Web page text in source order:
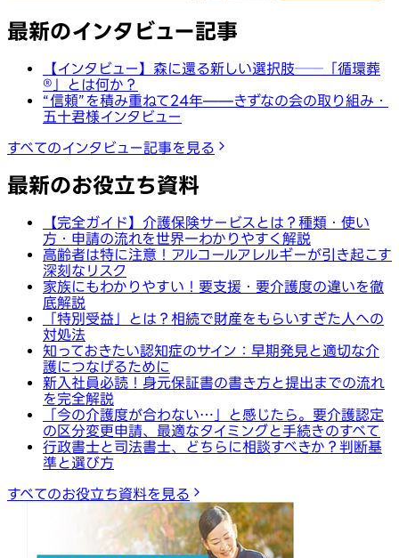
最新のインタビュー記事
【インタビュー】森に還る新しい選択肢──「循環葬
®︎」とは何か？
“信頼”を積み重ねて24年——きずなの会の取り組み・
五十君様インタビュー
すべてのインタビュー記事を見る
最新のお役立ち資料
【完全ガイド】介護保険サービスとは？種類・使い
方・申請の流れを世界一わかりやすく解説
高齢者は特に注意！アルコールアレルギーが引き起こす
深刻なリスク
家族にもわかりやすい！要支援・要介護度の違いを徹
底解説
「特別受益」とは？相続で財産をもらいすぎた人への
対処法
知っておきたい認知症のサイン：早期発見と適切な介
護につなげるために
新入社員必読！身元保証書の書き方と提出までの流れ
を完全解説
「今の介護度が合わない…」と感じたら。要介護認定
の区分変更申請、最適なタイミングと手続きのすべて
行政書士と司法書士、どちらに相談すべきか？判断基
準と選び方
すべてのお役立ち資料を見る